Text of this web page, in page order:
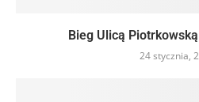
Bieg Ulicą
24 stycznia,